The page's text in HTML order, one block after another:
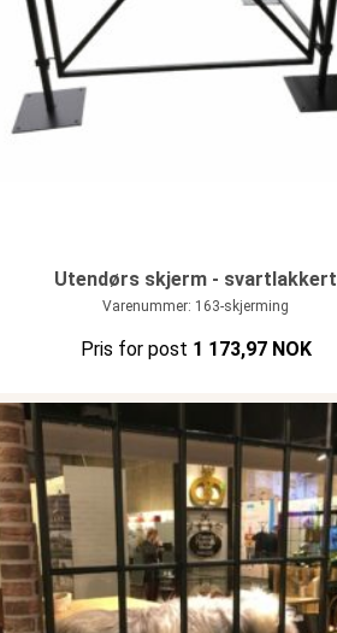
Utendørs skjerm - svartlakkert
Varenummer: 163-skjerming
Pris for post 1 173,97 NOK